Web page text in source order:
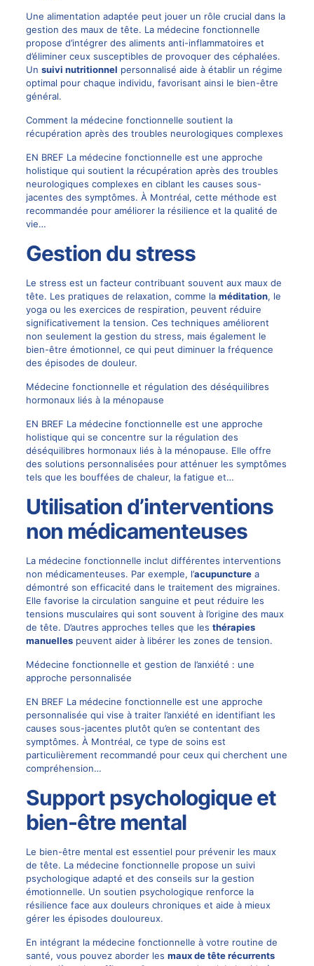
Une alimentation adaptée peut jouer un rôle crucial dans la
gestion des maux de tête. La médecine fonctionnelle
propose d’intégrer des aliments anti-inflammatoires et
d’éliminer ceux susceptibles de provoquer des céphalées.
Un suivi nutritionnel personnalisé aide à établir un régime
optimal pour chaque individu, favorisant ainsi le bien-être
général.
Comment la médecine fonctionnelle soutient la
récupération après des troubles neurologiques complexes
EN BREF La médecine fonctionnelle est une approche
holistique qui soutient la récupération après des troubles
neurologiques complexes en ciblant les causes sous-
jacentes des symptômes. À Montréal, cette méthode est
recommandée pour améliorer la résilience et la qualité de
vie…
Gestion du stress
Le stress est un facteur contribuant souvent aux maux de
tête. Les pratiques de relaxation, comme la méditation, le
yoga ou les exercices de respiration, peuvent réduire
significativement la tension. Ces techniques améliorent
non seulement la gestion du stress, mais également le
bien-être émotionnel, ce qui peut diminuer la fréquence
des épisodes de douleur.
Médecine fonctionnelle et régulation des déséquilibres
hormonaux liés à la ménopause
EN BREF La médecine fonctionnelle est une approche
holistique qui se concentre sur la régulation des
déséquilibres hormonaux liés à la ménopause. Elle offre
des solutions personnalisées pour atténuer les symptômes
tels que les bouffées de chaleur, la fatigue et…
Utilisation d’interventions
non médicamenteuses
La médecine fonctionnelle inclut différentes interventions
non médicamenteuses. Par exemple, l’acupuncturea
démontré son efficacité dans le traitement des migraines.
Elle favorise la circulation sanguine et peut réduire les
tensions musculaires qui sont souvent à l’origine des maux
de tête. D’autres approches telles que les thérapies
manuellespeuvent aider à libérer les zones de tension.
Médecine fonctionnelle et gestion de l’anxiété : une
approche personnalisée
EN BREF La médecine fonctionnelle est une approche
personnalisée qui vise à traiter l’anxiété en identifiant les
causes sous-jacentes plutôt qu’en se contentant des
symptômes. À Montréal, ce type de soins est
particulièrement recommandé pour ceux qui cherchent une
compréhension…
Support psychologique et
bien-être mental
Le bien-être mental est essentiel pour prévenir les maux
de tête. La médecine fonctionnelle propose un suivi
psychologique adapté et des conseils sur la gestion
émotionnelle. Un soutien psychologique renforce la
résilience face aux douleurs chroniques et aide à mieux
gérer les épisodes douloureux.
En intégrant la médecine fonctionnelle à votre routine de
santé, vous pouvez aborder les maux de tête récurrents